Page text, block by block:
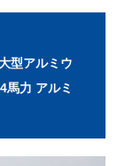
型アルミウ
力 アルミ